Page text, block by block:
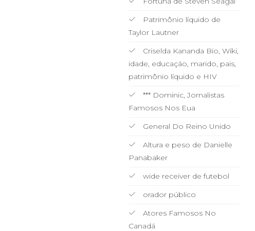
Patrimônio líquido de
Taylor Lautner
Criselda Kananda Bio, Wiki,
idade, educação, marido, pais,
patrimônio líquido e HIV
*** Dominic, Jornalistas
Famosos Nos Eua
General Do Reino Unido
Altura e peso de Danielle
Panabaker
wide receiver de futebol
orador público
Atores Famosos No
Canadá